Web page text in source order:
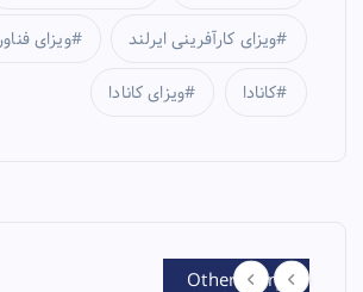
ویزای ویزای کارآفرینی ایرلند
ویزای کانادا کانادا
Other Story